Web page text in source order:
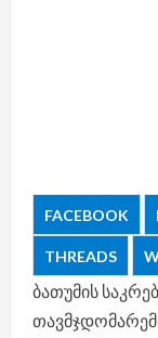
FACEBOOK
THREADS
ბათუმის
თავმჯდომარემ